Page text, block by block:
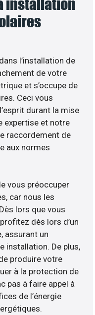
installation
l’installation de
de votre
et s’occupe de
Ceci vous
durant la mise
expertise et notre
raccordement de
aux normes
vous préoccuper
car nous les
lors que vous
dès lors d’un
assurant un
installation. De plus,
produire votre
à la protection de
pas à faire appel à
de l’énergie